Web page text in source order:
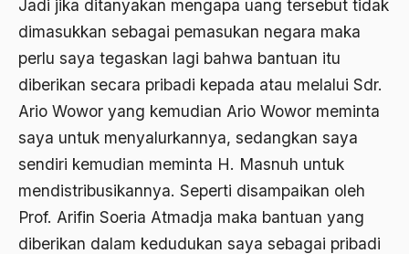
Jadi jika ditanyakan mengapa uang tersebut tidak
dimasukkan sebagai pemasukan negara maka
perlu saya tegaskan lagi bahwa bantuan itu
diberikan secara pribadi kepada atau melalui Sdr.
Ario Wowor yang kemudian Ario Wowor meminta
saya untuk menyalurkannya, sedangkan saya
sendiri kemudian meminta H. Masnuh untuk
mendistribusikannya. Seperti disampaikan oleh
Prof. Arifin Soeria Atmadja maka bantuan yang
diberikan dalam kedudukan saya sebagai pribadi
Aswad Mahasin
ASWAJA
Asyura 1414
Atheisme
Aturan Hukum
Australia